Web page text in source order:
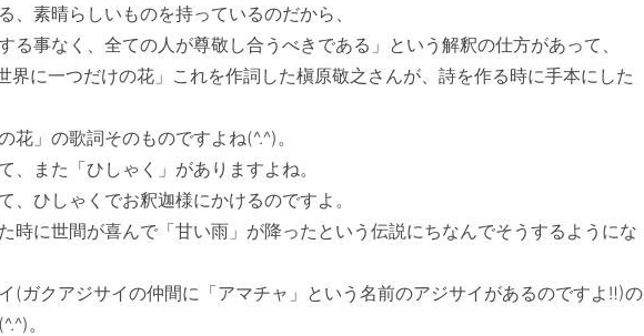
、素晴らしいものを持っているのだから、
る事なく、全ての人が尊敬し合うべきである」という解釈の仕方があって、
界に一つだけの花」これを作詞した槇原敬之さんが、詩を作る時に手本にした
花」の歌詞そのものですよね(^.^)。
、また「ひしゃく」がありますよね。
、ひしゃくでお釈迦様にかけるのですよ。
時に世間が喜んで「甘い雨」が降ったという伝説にちなんでそうするようにな
(ガクアジサイの仲間に「アマチャ」という名前のアジサイがあるのですよ‼)の
。